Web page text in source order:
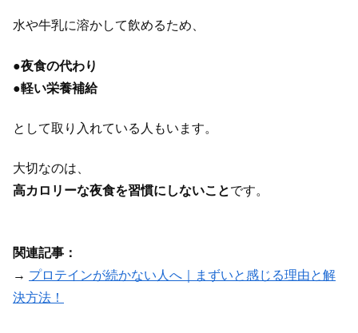
水や牛乳に溶かして飲めるため、
●夜食の代わり
●軽い栄養補給
として取り入れている人もいます。
大切なのは、
高カロリーな夜食を習慣にしないことです。
関連記事：
→ プロテインが続かない人へ｜まずいと感じる理由と解
決方法！